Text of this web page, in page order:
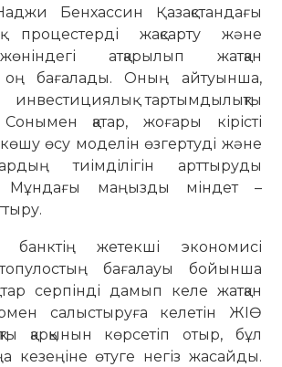
Бенхассин Қазақстандағы
процестерді жақсарту және
атқарылып жатқан
бағалады. Оның айтуынша,
инвестициялық тартымдылықты
қатар, жоғары кірісті
өсу моделін өзгертуді және
тиімділігін арттыруды
Мұндағы маңызды міндет –
банктің жетекші экономисі
бағалауы бойынша
серпінді дамып келе жатқан
салыстыруға келетін ЖІӨ
қарқынын көрсетіп отыр, бұл
кезеңіне өтуге негіз жасайды.